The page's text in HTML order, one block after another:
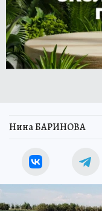
Нина БАРИНОВА